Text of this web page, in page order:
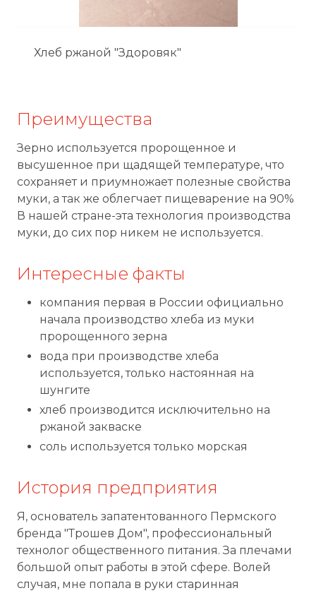
Хлеб ржаной "Здоровяк"
Преимущества
Зерно используется пророщенное и
высушенное при щадящей температуре, что
сохраняет и приумножает полезные свойства
муки, а так же облегчает пищеварение на 90%
В нашей стране-эта технология производства
муки, до сих пор никем не используется.
Интересные факты
компания первая в России официально
начала производство хлеба из муки
пророщенного зерна
вода при производстве хлеба
используется, только настоянная на
шунгите
хлеб производится исключительно на
ржаной закваске
соль используется только морская
История предприятия
Я, основатель запатентованного Пермского
бренда "Трошев Дом", профессиональный
технолог общественного питания. За плечами
большой опыт работы в этой сфере. Волей
случая, мне попала в руки старинная